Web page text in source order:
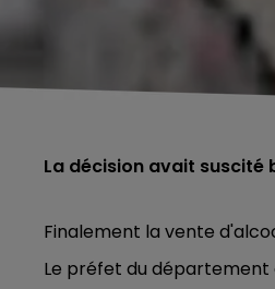
La décision avait suscité
Finalement la vente
Le préfet du